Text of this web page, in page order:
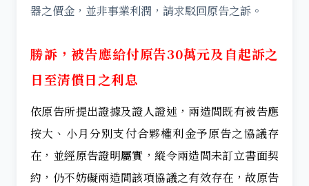
器之價金，並非事業利潤，請求駁回原告之訴。
勝訴，被告應給付原告30萬元及自起訴之
日至清償日之利息
依原告所提出證據及證人證述，兩造間既有被告應
按大、小月分別支付合夥權利金予原告之協議存
在，並經原告證明屬實，縱令兩造間未訂立書面契
約，仍不妨礙兩造間該項協議之有效存在，故原告